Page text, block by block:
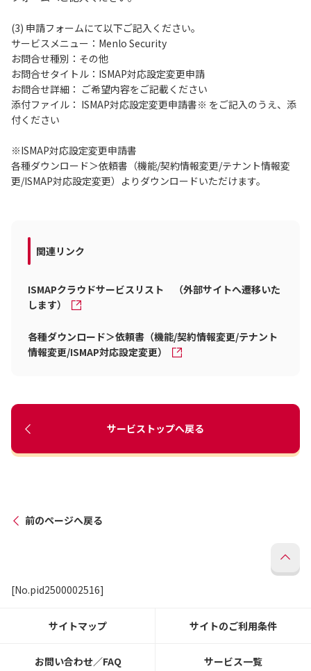
(3) 申請フォームにて以下ご記入ください。
サービスメニュー：Menlo Security
お問合せ種別：その他
お問合せタイトル：ISMAP対応設定変更申請
お問合せ詳細： ご希望内容をご記載ください
添付ファイル： ISMAP対応設定変更申請書※ をご記入のうえ、添
付ください
※ISMAP対応設定変更申請書
各種ダウンロード＞依頼書（機能/契約情報変更/テナント情報変
更/ISMAP対応設定変更）よりダウンロードいただけます。
関連リンク
ISMAPクラウドサービスリスト （外部サイトへ遷移いた
します）
各種ダウンロード＞依頼書（機能/契約情報変更/テナント
情報変更/ISMAP対応設定変更）
サービストップへ戻る
前のページへ戻る
[No.pid2500002516]
サイトマップ サイトのご利用条件
お問い合わせ／FAQ サービス一覧